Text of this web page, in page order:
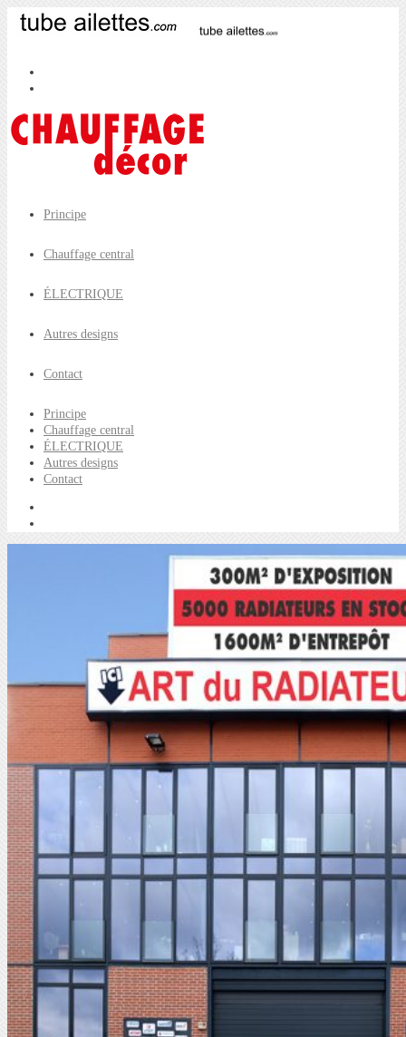
Principe
Chauffage central
ÉLECTRIQUE
Autres designs
Contact
Principe
Chauffage central
ÉLECTRIQUE
Autres designs
Contact